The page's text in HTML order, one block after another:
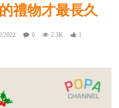
禮物才最長久
2022 0 2.3K 1